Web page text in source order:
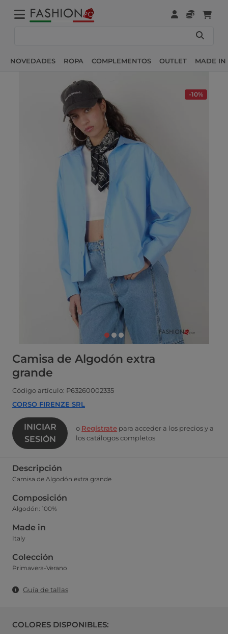
NOVEDADES ROPA COMPLEMENTOS OUTLET MADE IN
-10%
Camisa de Algodón extra
grande
Código artículo: P63260002335
CORSO FIRENZE SRL
INICIAR
SESIÓN
o Regístrate para acceder a los precios y a
los catálogos completos
Descripción
Camisa de Algodón extra grande
Composición
Algodón: 100%
Made in
Italy
Colección
Primavera-Verano
Guía de tallas
COLORES DISPONIBLES: